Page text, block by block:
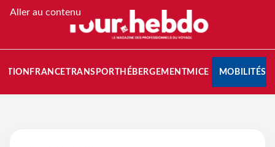
Aller au contenu
FRANCETRANSPORT HÉBERGEMENTMICE MOBILITÉS